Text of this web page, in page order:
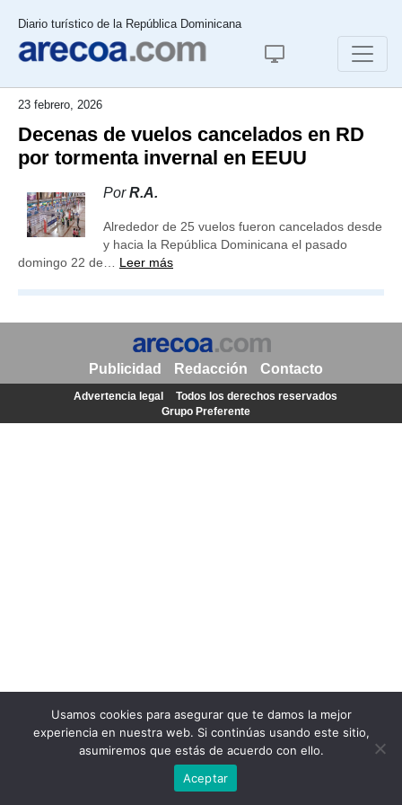
Diario turístico de la República Dominicana
23 febrero, 2026
Decenas de vuelos cancelados en RD
por tormenta invernal en EEUU
PorR.A.
Alrededor de 25 vuelos fueron cancelados desde
y hacia la República Dominicana el pasado
domingo 22 de… Leer más
Usamos cookies para asegurar que te damos la mejor
experiencia en nuestra web. Si continúas usando este sitio,
asumiremos que estás de acuerdo con ello.
Aceptar
Publicidad Redacción Contacto
Advertencia legal
Todos los derechos reservados
Grupo Preferente